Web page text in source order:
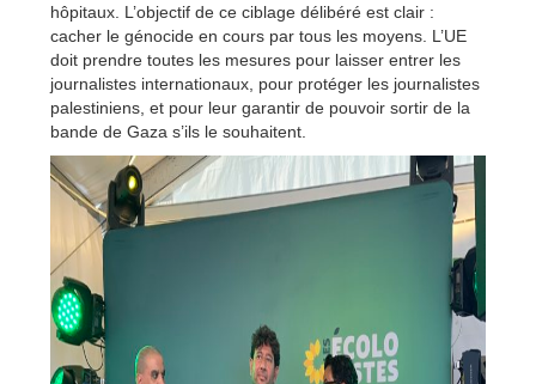
hôpitaux. L’objectif de ce ciblage délibéré est clair :
cacher le génocide en cours par tous les moyens. L’UE
doit prendre toutes les mesures pour laisser entrer les
journalistes internationaux, pour protéger les journalistes
palestiniens, et pour leur garantir de pouvoir sortir de la
bande de Gaza s’ils le souhaitent.